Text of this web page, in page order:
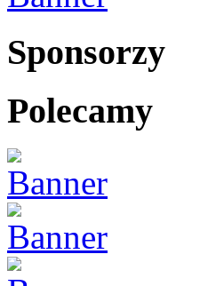
Sponsorzy
Polecamy